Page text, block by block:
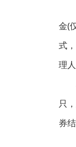
金(
式
理
只
券